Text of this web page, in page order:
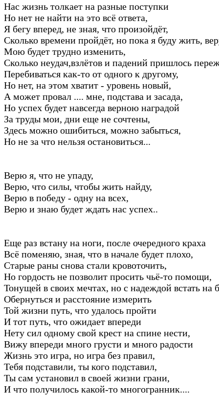
Нас жизнь толкает на разные поступки
Но нет не найти на это всё ответа,
Я бегу вперед, не зная, что произойдёт,
Сколько времени пройдёт, но пока я буду жить,
Мою будет трудно изменить,
Сколько неудач,взлётов и падений пришлось
Перебиваться как-то от одного к другому,
Но нет, на этом хватит - уровень новый,
А может провал .... мне, подстава и засада,
Но успех будет навсегда верною наградой
За труды мои, дни еще не сочтены,
Здесь можно ошибиться, можно забыться,
Но не за что нельзя остановиться...
Верю я, что не упаду,
Верю, что силы, чтобы жить найду,
Верю в победу - одну на всех,
Верю и знаю будет ждать нас успех..
Еще раз встану на ноги, после очередного краха
Всё поменяю, зная, что в начале будет плохо,
Старые раны снова стали кровоточить,
Но гордость не позволит просить чьё-то помощи,
Тонущей в своих мечтах, но с надеждой встать на
Обернуться и расстояние измерить
Той жизни путь, что удалось пройти
И тот путь, что ожидает впереди
Нету сил одному свой крест на спине нести,
Вижу впереди много грусти и много радости
Жизнь это игра, но игра без правил,
Тебя подставили, ты кого подставил,
Ты сам установил в своей жизни грани,
И что получилось какой-то многогранник....